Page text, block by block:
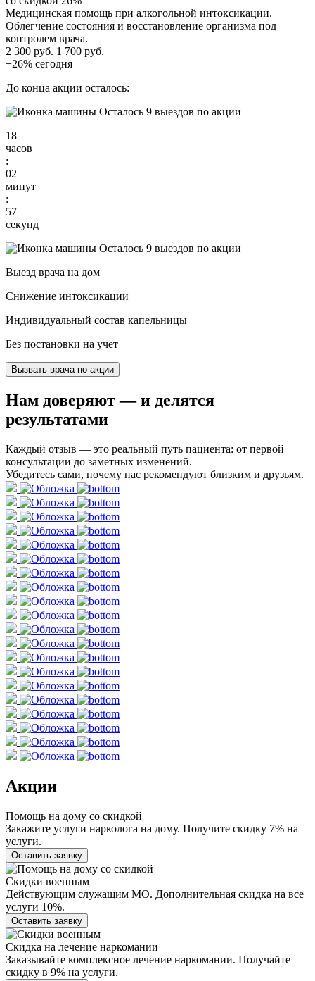
Медицинская помощь при алкогольной интоксикации.
Облегчение состояния и восстановление организма под
контролем врача.
2 300 руб. 1 700 руб.
−26% сегодня
До конца акции осталось:
Осталось 9 выездов по акции
18
часов
:
02
минут
:
56
секунд
Осталось 9 выездов по акции
Выезд врача на дом
Снижение интоксикации
Индивидуальный состав капельницы
Без постановки на учет
Вызвать врача по акции
Нам доверяют— и делятся
результатами
Каждый отзыв — это реальный путь пациента: от первой
консультации до заметных изменений.
Убедитесь сами, почему нас рекомендуют близким и друзьям.
Акции
Помощь на дому со скидкой
Закажите услуги нарколога на дому. Получите скидку 7% на
услуги.
Оставить заявку
Скидки военным
Действующим служащим МО. Дополнительная скидка на все
услуги 10%.
Оставить заявку
Скидка на лечение наркомании
Заказывайте комплексное лечение наркомании. Получайте
скидку в 9% на услуги.